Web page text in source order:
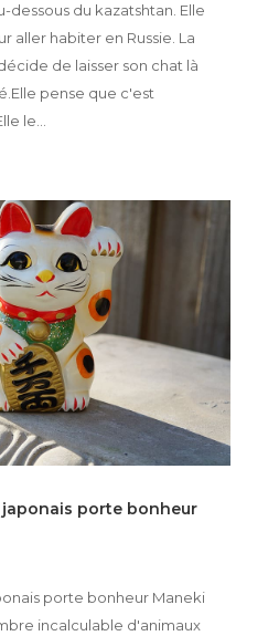
dessous du kazatshtan. Elle
aller habiter en Russie. La
de laisser son chat là
pense que c'est
le...
japonais porte bonheur
porte bonheur Maneki
incalculable d'animaux